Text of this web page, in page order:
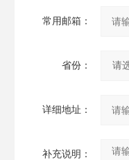
常用邮箱：
省份：
详细地址：
补充说明：